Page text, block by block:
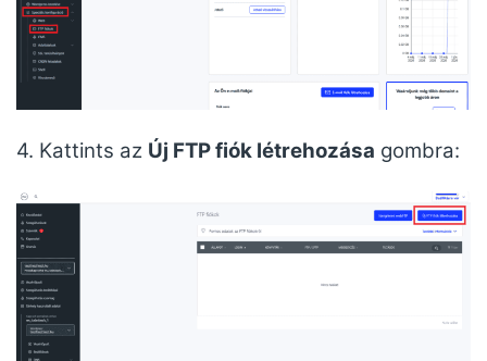
4. Kattints az Új FTP fiók létrehozása gombra: